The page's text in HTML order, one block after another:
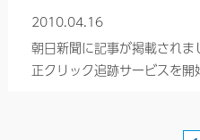
2010.04.16
朝日新聞に記事が掲載され
正クリック追跡サービスを開